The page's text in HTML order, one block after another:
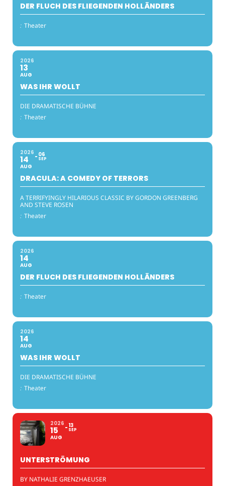
DER FLUCH DES FLIEGENDEN HOLLÄNDERS
: Theater
2026
13
AUG
WAS IHR WOLLT
DIE DRAMATISCHE BÜHNE
: Theater
2026
14
AUG
06
SEP
DRACULA: A COMEDY OF TERRORS
A TERRIFYINGLY HILARIOUS CLASSIC BY GORDON GREENBERG
AND STEVE ROSEN
: Theater
2026
14
AUG
DER FLUCH DES FLIEGENDEN HOLLÄNDERS
: Theater
2026
14
AUG
WAS IHR WOLLT
DIE DRAMATISCHE BÜHNE
: Theater
2026
15
AUG
13
SEP
UNTERSTRÖMUNG
BY NATHALIE GRENZHAEUSER